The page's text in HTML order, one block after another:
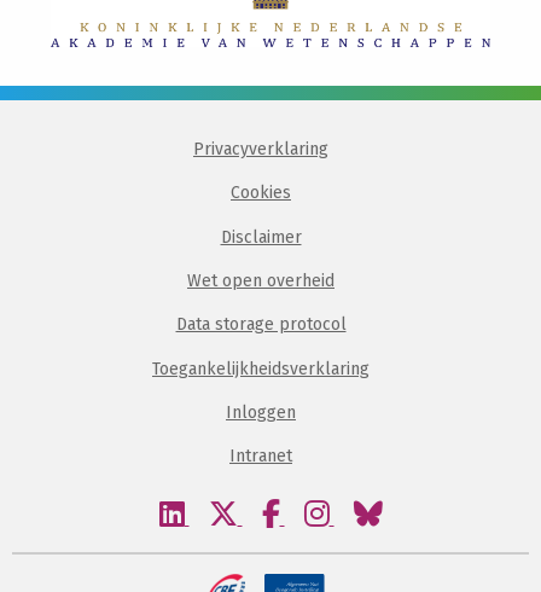
Privacyverklaring
Cookies
Disclaimer
Wet open overheid
Data storage protocol
Toegankelijkheidsverklaring
Inloggen
Intranet
Bezoek
linkedin
Bezoek
twitter
Bezoek
facebook
Bezoek
instagram
Bezoek